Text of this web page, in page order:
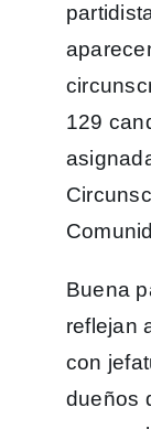
129
Buena
reflejan
con
dueños